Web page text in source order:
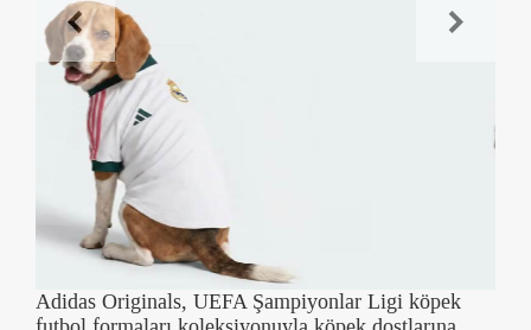
Adidas Originals, UEFA Şampiyonlar Ligi köpek